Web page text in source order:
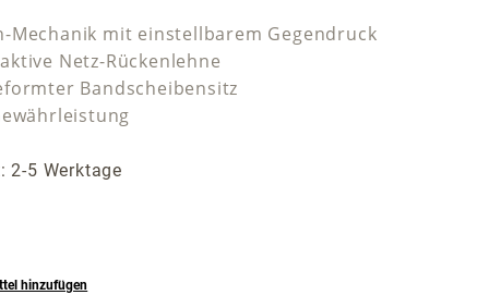
Mechanik mit einstellbarem Gegendruck
Netz-Rückenlehne
Bandscheibensitz
2-5 Werktage
hinzufügen